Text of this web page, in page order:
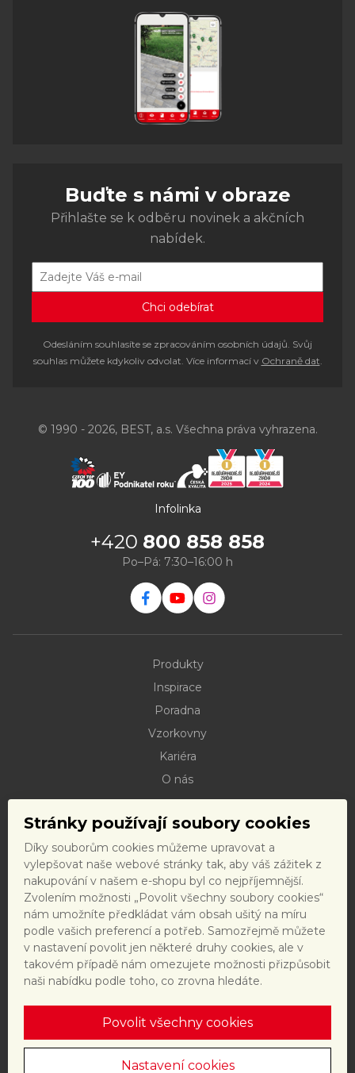
Stránky používají soubory cookies
Díky souborům cookies můžeme upravovat a
vylepšovat naše webové stránky tak, aby váš zážitek z
nakupování v našem e-shopu byl co nejpříjemnější.
Zvolením možnosti „Povolit všechny soubory cookies“
nám umožníte předkládat vám obsah ušitý na míru
podle vašich preferencí a potřeb. Samozřejmě můžete
v nastavení povolit jen některé druhy cookies, ale v
takovém případě nám omezujete možnosti přizpůsobit
naši nabídku podle toho, co zrovna hledáte.
Nastavení cookies
Povolit všechny cookies
Buďte s námi v obraze
Přihlašte se k odběru novinek a akčních
nabídek.
Odesláním souhlasíte se zpracováním osobních údajů. Svůj
souhlas můžete kdykoliv odvolat. Více informací v Ochraně dat.
© 1990 - 2026, BEST, a.s. Všechna práva vyhrazena.
Infolinka
+420 800 858 858
Po–Pá: 7:30–16:00 h
Produkty
Inspirace
Poradna
Vzorkovny
Kariéra
O nás
Dokumenty ke stažení
Doprava
Reklamační řád
Reklamační formulář
Obchodní podmínky a právní předpisy
Ochrana dat
Nastavení cookies
Tento web je chráněn reCAPTCHA a platízásady ochrany
smluvní podmínkyspolečnosti Google.